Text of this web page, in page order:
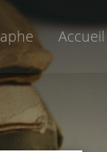
Accueil